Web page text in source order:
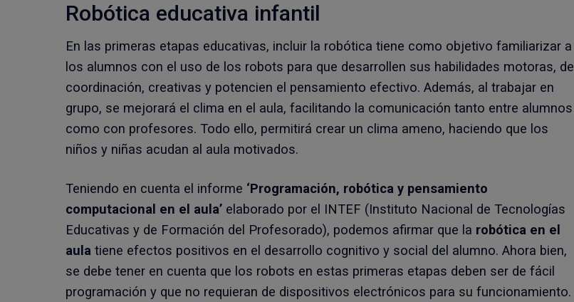
Robótica educativa infantil
En las primeras etapas educativas, incluir la robótica tiene como objetivo familiarizar a
los alumnos con el uso de los robots para que desarrollen sus habilidades motoras, de
coordinación, creativas y potencien el pensamiento efectivo. Además, al trabajar en
grupo, se mejorará el clima en el aula, facilitando la comunicación tanto entre alumnos
como con profesores. Todo ello, permitirá crear un clima ameno, haciendo que los
niños y niñas acudan al aula motivados.
Teniendo en cuenta el informe ‘Programación, robótica y pensamiento
computacional en el aula’ elaborado por el INTEF (Instituto Nacional de Tecnologías
Educativas y de Formación del Profesorado), podemos afirmar que la robótica en el
aula tiene efectos positivos en el desarrollo cognitivo y social del alumno. Ahora bien,
se debe tener en cuenta que los robots en estas primeras etapas deben ser de fácil
programación y que no requieran de dispositivos electrónicos para su funcionamiento.